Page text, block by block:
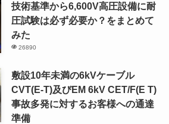
技術基準から6,600V高圧設備に耐
圧試験は必ず必要か？をまとめて
みた
26890
敷設10年未満の6kVケーブル
CVT(E-T)及びEM 6kV CET/F(E T)
事故多発に対するお客様への通達
準備